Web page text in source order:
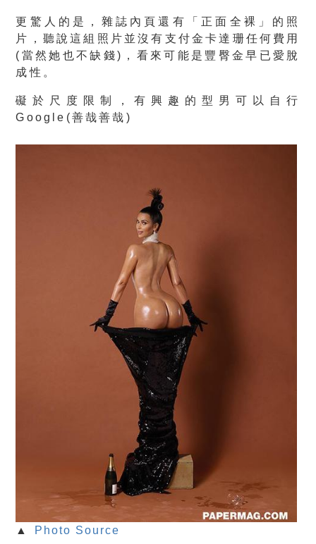
更驚人的是，雜誌內頁還有「正面全裸」的照
片，聽說這組照片並沒有支付金卡達珊任何費用
(當然她也不缺錢)，看來可能是豐臀金早已愛脫
成性。
礙於尺度限制，有興趣的型男可以自行
Google (善哉善哉)
▲ Photo Source